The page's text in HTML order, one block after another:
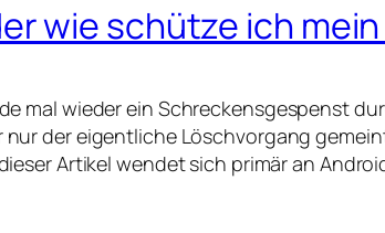
wie schütze ich
mal wieder ein Schreckensgespenst
der eigentliche Löschvorgang
Artikel wendet sich primär an